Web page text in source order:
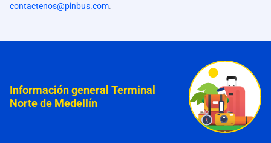
contactenos@pinbus.com.
Información general Terminal
Norte de Medellín